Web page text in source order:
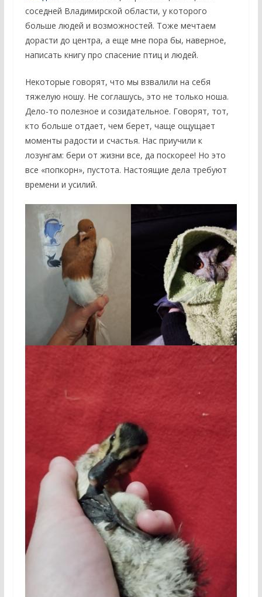
соседней Владимирской области, у которого
больше людей и возможностей. Тоже мечтаем
дорасти до центра, а еще мне пора бы, наверное,
написать книгу про спасение птиц и людей.
Некоторые говорят, что мы взвалили на себя
тяжелую ношу. Не соглашусь, это не только ноша.
Дело-то полезное и созидательное. Говорят, тот,
кто больше отдает, чем берет, чаще ощущает
моменты радости и счастья. Нас приучили к
лозунгам: бери от жизни все, да поскорее! Но это
все «попкорн», пустота. Настоящие дела требуют
времени и усилий.